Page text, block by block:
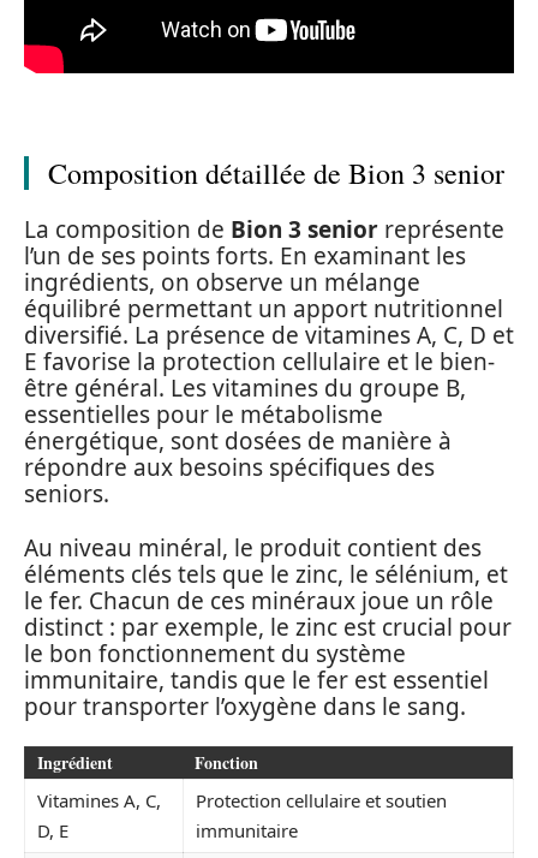
Composition détaillée de Bion 3 senior
La composition de Bion 3 senior représente
l’un de ses points forts. En examinant les
ingrédients, on observe un mélange
équilibré permettant un apport nutritionnel
diversifié. La présence de vitamines A, C, D et
E favorise la protection cellulaire et le bien-
être général. Les vitamines du groupe B,
essentielles pour le métabolisme
énergétique, sont dosées de manière à
répondre aux besoins spécifiques des
seniors.
Au niveau minéral, le produit contient des
éléments clés tels que le zinc, le sélénium, et
le fer. Chacun de ces minéraux joue un rôle
distinct : par exemple, le zinc est crucial pour
le bon fonctionnement du système
immunitaire, tandis que le fer est essentiel
pour transporter l’oxygène dans le sang.
Ingrédient Fonction
Vitamines A, C,
D, E
Protection cellulaire et soutien
immunitaire